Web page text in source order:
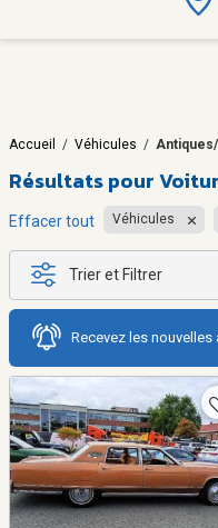
Accueil / Véhicules /
Résultats pour
Effacer tout Véhicules
Trier et Filtrer
Recevez les nouvelles